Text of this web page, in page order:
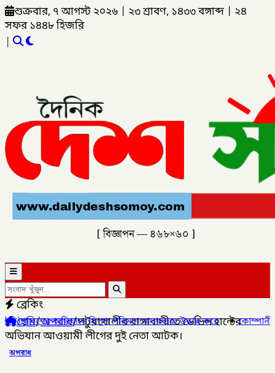
শুক্রবার, ৭ আগস্ট ২০২৬ ২৩ শ্রাবণ, ১৪৩৩ বঙ্গাব্দ
২৪
সফর ১৪৪৮ হিজরি
|
[ বিজ্ঞাপন — ৪৬৮×৬০ ]
ব্রেকিং
পরিমাণ মাদকদ্রব্য উদ্ধার করে✦কোম্পানীগঞ্জে জুলাই
হোম/অপরাধ/পটুয়াখালীর রাঙ্গাবালীতে ডেভিল হান্টের
অভিযান আওয়ামী লীগের দুই নেতা আটক।
অপরাধ